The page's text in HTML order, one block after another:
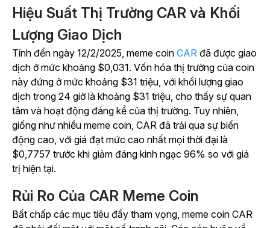
Hiệu Suất Thị Trường CAR và Khối
Lượng Giao Dịch
Tính đến ngày 12/2/2025, meme coin CAR đã được giao
dịch ở mức khoảng $0,031. Vốn hóa thị trường của coin
này đứng ở mức khoảng $31 triệu, với khối lượng giao
dịch trong 24 giờ là khoảng $31 triệu, cho thấy sự quan
tâm và hoạt động đáng kể của thị trường. Tuy nhiên,
giống như nhiều meme coin, CAR đã trải qua sự biến
động cao, với giá đạt mức cao nhất mọi thời đại là
$0,7757 trước khi giảm đáng kinh ngạc 96% so với giá
trị hiện tại.
Rủi Ro Của CAR Meme Coin
Bất chấp các mục tiêu đầy tham vọng, meme coin CAR